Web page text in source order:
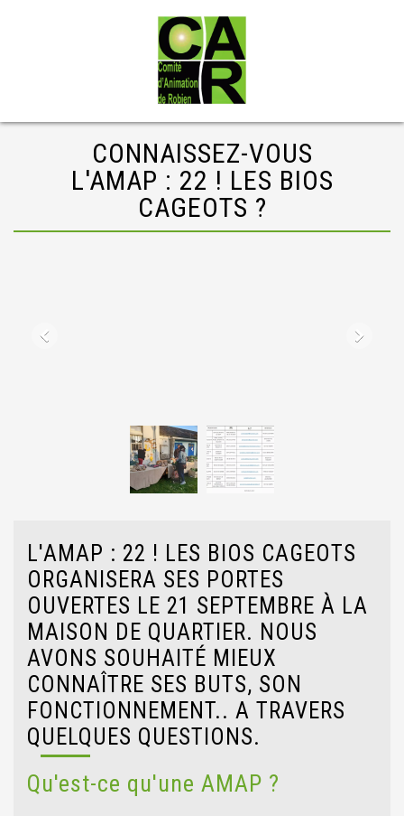
CONNAISSEZ-VOUS
L'AMAP : 22 ! LES BIOS
CAGEOTS ?
L'AMAP : 22 ! LES BIOS CAGEOTS
ORGANISERA SES PORTES
OUVERTES LE 21 SEPTEMBRE À LA
MAISON DE QUARTIER. NOUS
AVONS SOUHAITÉ MIEUX
CONNAÎTRE SES BUTS, SON
FONCTIONNEMENT.. A TRAVERS
QUELQUES QUESTIONS.
Qu'est-ce qu'une AMAP ?